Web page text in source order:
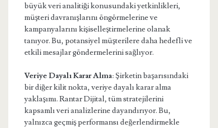
büyük veri analitiği konusundaki yetkinlikleri,
müşteri davranışlarını öngörmelerine ve
kampanyalarını kişiselleştirmelerine olanak
tanıyor. Bu, potansiyel müşterilere daha hedefli ve
etkili mesajlar göndermelerini sağlıyor.
Veriye Dayalı Karar Alma: Şirketin başarısındaki
bir diğer kilit nokta, veriye dayalı karar alma
yaklaşımı. Rantar Dijital, tüm stratejilerini
kapsamlı veri analizlerine dayandırıyor. Bu,
yalnızca geçmiş performansı değerlendirmekle